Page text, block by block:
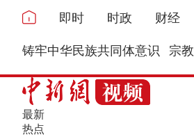
即时 时政 财经
铸牢中华民族共同体意识 宗教
最新
热点